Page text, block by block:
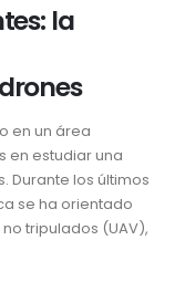
la
en un área
en estudiar una
Durante los últimos
se ha orientado
tripulados (UAV),